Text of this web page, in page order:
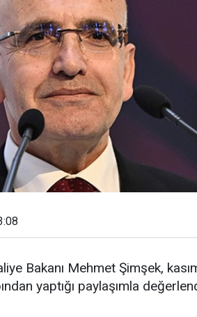
Bakanı Mehmet Şimşek,
yaptığı paylaşımla